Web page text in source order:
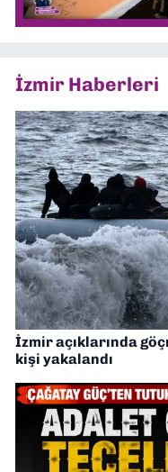
İzmir Haberleri
İzmir açıklarında
kişi yakalandı